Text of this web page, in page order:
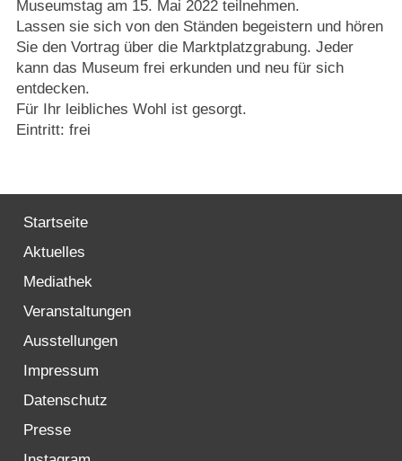
Museumstag am 15. Mai 2022 teilnehmen.
Lassen sie sich von den Ständen begeistern und hören
Sie den Vortrag über die Marktplatzgrabung. Jeder
kann das Museum frei erkunden und neu für sich
entdecken.
Für Ihr leibliches Wohl ist gesorgt.
Eintritt: frei
Startseite
Aktuelles
Mediathek
Veranstaltungen
Ausstellungen
Impressum
Datenschutz
Presse